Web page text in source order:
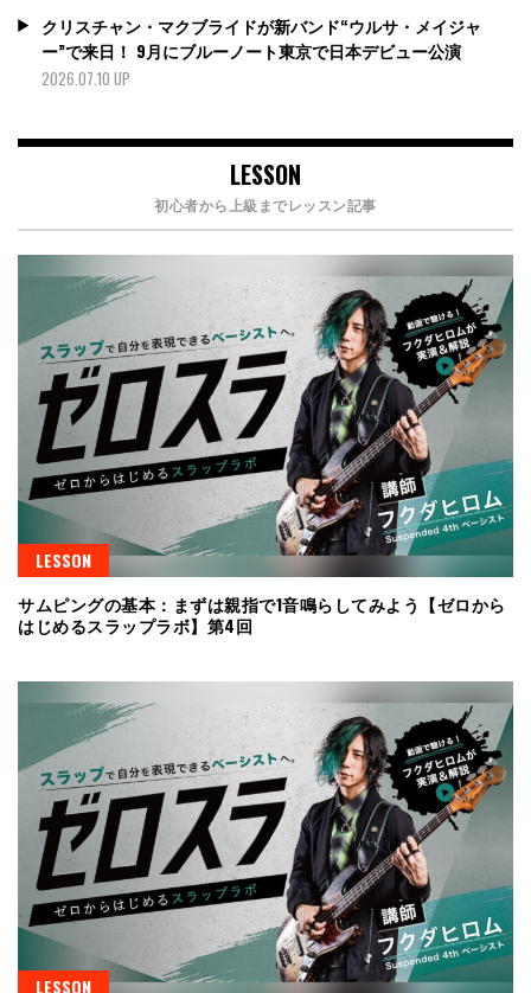
クリスチャン・マクブライドが新バンド“ウルサ・メイジャ
ー”で来日！ 9月にブルーノート東京で日本デビュー公演
2026.07.10 UP
LESSON
初心者から上級までレッスン記事
LESSON
サムピングの基本：まずは親指で1音鳴らしてみよう【ゼロから
はじめるスラップラボ】第4回
LESSON